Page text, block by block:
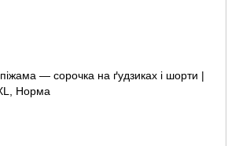
— сорочка на ґудзиках і шорти |
Норма